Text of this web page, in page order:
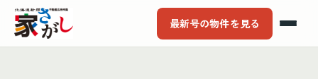
最新号の物件を見る